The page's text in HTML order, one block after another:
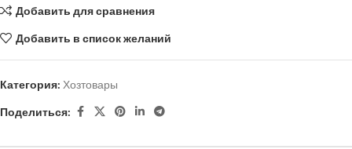
Добавить для сравнения
Добавить в список желаний
Категория: Хозтовары
Поделиться: